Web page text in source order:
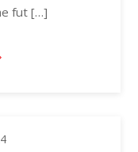
fut […]